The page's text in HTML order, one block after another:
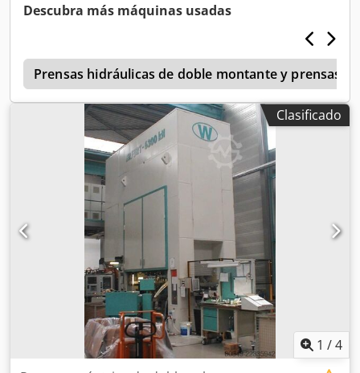
pistón: 100 mm Altura de instalación de las herramientas:
455 mm Año de fabricación: 2008
Descubra más máquinas usadas
Prensas hidráulicas de doble montante y prensas
Clasificado
1 /4